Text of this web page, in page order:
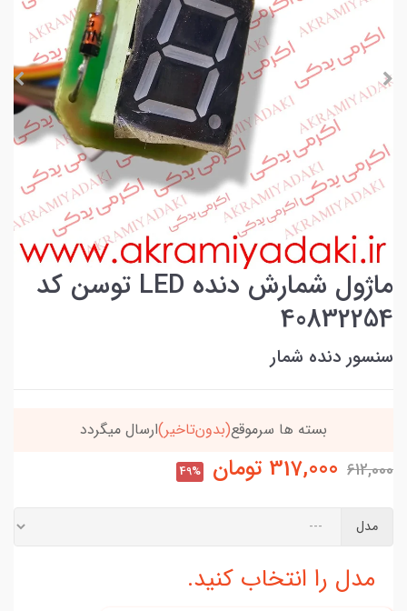
ماژول شمارش دنده LED توسن کد
40832254
سنسور دنده شمار
خریدتو به5میلیون برسون،ارسالت‌رایگانه
612,000
317,000 تومان 49%
مدل
مدل را انتخاب کنید.